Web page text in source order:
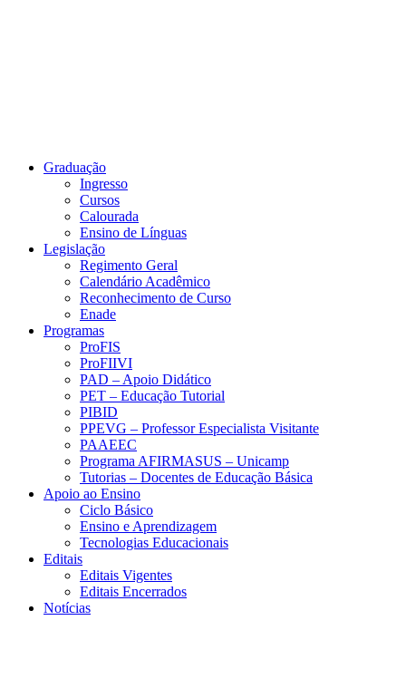
Graduação
Ingresso
Cursos
Calourada
Ensino de Línguas
Legislação
Regimento Geral
Calendário Acadêmico
Reconhecimento de Curso
Enade
Programas
ProFIS
ProFIIVI
PAD – Apoio Didático
PET – Educação Tutorial
PIBID
PPEVG – Professor Especialista Visitante
PAAEEC
Programa AFIRMASUS – Unicamp
Tutorias – Docentes de Educação Básica
Apoio ao Ensino
Ciclo Básico
Ensino e Aprendizagem
Tecnologias Educacionais
Editais
Editais Vigentes
Editais Encerrados
Notícias